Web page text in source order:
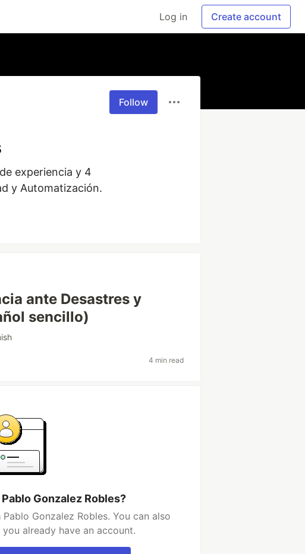
Log in Create account
Follow
experiencia y 4
y Automatización.
ante Desastres y
sencillo)
4 min read
Gonzalez Robles?
Gonzalez Robles. You can also
already have an account.